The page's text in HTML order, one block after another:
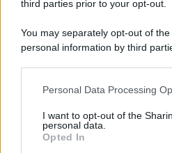
third parties prior to your opt-out.
You may separately opt-out of
personal information by third
This information may also be
disclose it to other third parties.
Please note that this website/app
Personal Data Processing
I want to opt-out of the
personal data.
Opted In